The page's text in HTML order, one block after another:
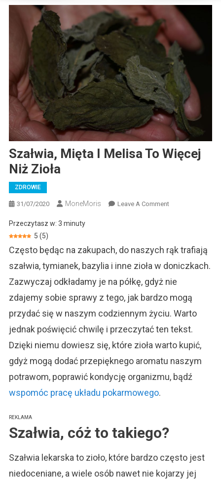
Szałwia, Mięta I Melisa To Więcej
Niż Zioła
ZDROWIE
31/07/2020 MoneMoris Leave A CommentOn
Melisa
Więcej
Niż
Zioła
Przeczytasz w: 3 minuty
5 (5)
Często będąc na zakupach, do naszych rąk trafiają
szałwia, tymianek, bazylia i inne zioła w doniczkach.
Zazwyczaj odkładamy je na półkę, gdyż nie
zdajemy sobie sprawy z tego, jak bardzo mogą
przydać się w naszym codziennym życiu. Warto
jednak poświęcić chwilę i przeczytać ten tekst.
Dzięki niemu dowiesz się, które zioła warto kupić,
gdyż mogą dodać przepięknego aromatu naszym
potrawom, poprawić kondycję organizmu, bądź
wspomóc pracę układu pokarmowego.
REKLAMA
Szałwia, cóż to takiego?
Szałwia lekarska to zioło, które bardzo często jest
niedoceniane, a wiele osób nawet nie kojarzy jej